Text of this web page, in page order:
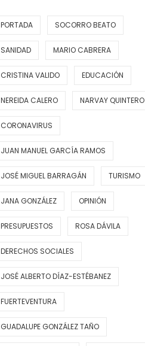
PORTADA SOCORRO BEATO
SANIDAD MARIO CABRERA
CRISTINA VALIDO EDUCACIÓN
NEREIDA CALERO NARVAY QUINTERO
CORONAVIRUS
JUAN MANUEL GARCÍA RAMOS
JOSÉ MIGUEL BARRAGÁN TURISMO
JANA GONZÁLEZ OPINIÓN
PRESUPUESTOS ROSA DÁVILA
DERECHOS SOCIALES
JOSÉ ALBERTO DÍAZ-ESTÉBANEZ
FUERTEVENTURA
GUADALUPE GONZÁLEZ TAÑO